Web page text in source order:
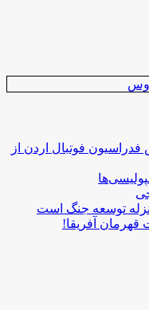
فدراسیون فوتبال اردن از
منزله توسعه جنگ است